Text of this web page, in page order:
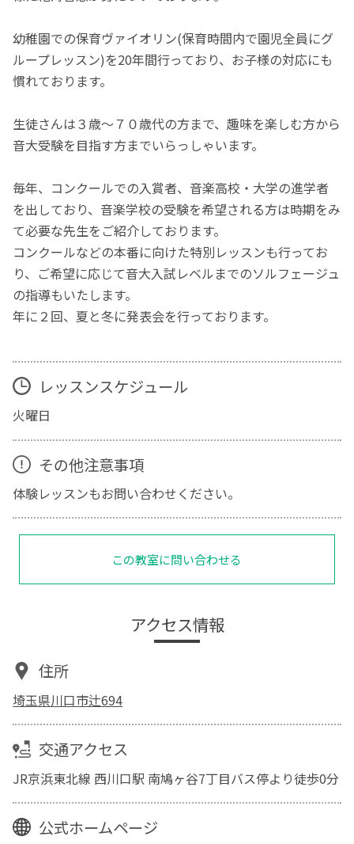
幼稚園での保育ヴァイオリン(保育時間内で園児全員にグ
ループレッスン)を20年間行っており、お子様の対応にも
慣れております。
生徒さんは３歳～７０歳代の方まで、趣味を楽しむ方から
音大受験を目指す方までいらっしゃいます。
毎年、コンクールでの入賞者、音楽高校・大学の進学者
を出しており、音楽学校の受験を希望される方は時期をみ
て必要な先生をご紹介しております。
コンクールなどの本番に向けた特別レッスンも行ってお
り、ご希望に応じて音大入試レベルまでのソルフェージュ
の指導もいたします。
年に２回、夏と冬に発表会を行っております。
レッスンスケジュール
火曜日
その他注意事項
体験レッスンもお問い合わせください。
この教室に問い合わせる
アクセス情報
住所
埼玉県川口市辻694
交通アクセス
JR京浜東北線 西川口駅 南鳩ヶ谷7丁目バス停より徒歩0分
公式ホームページ